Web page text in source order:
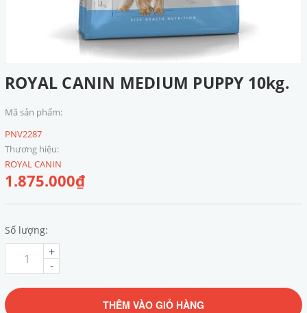
ROYAL CANIN MEDIUM PUPPY 10kg.
Mã sản phẩm:
PNV2287
Thương hiệu:
ROYAL CANIN
1.875.000₫
Số lượng:
-
+
THÊM VÀO GIỎ HÀNG